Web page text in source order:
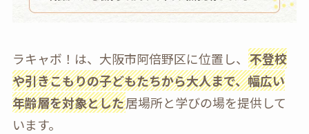
ラキャボ！は、大阪市阿倍野区に位置し、 不登校
や引きこもりの子どもたちから大人まで、幅広い
年齢層を対象とした居場所と学びの場を提供して
います。